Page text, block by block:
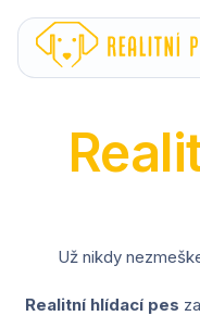
Už nikdy
Realitní hlídací pes